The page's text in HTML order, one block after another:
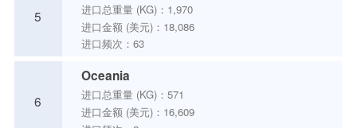
5
进口总重量 (KG)：1,970
进口金额 (美元)：18,086
进口频次：63
6
Oceania
进口总重量 (KG)：571
进口金额 (美元)：16,609